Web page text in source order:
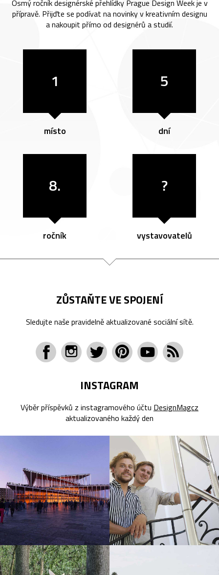
Osmý ročník designérské přehlídky Prague Design Week je v
přípravě. Přijďte se podívat na novinky v kreativním designu
a nakoupit přímo od designérů a studií.
1
místo
5
dní
8.
ročník
?
vystavovatelů
ZŮSTAŇTE VE SPOJENÍ
Sledujte naše pravidelně aktualizované sociální sítě.
INSTAGRAM
Výběr příspěvků z instagramového účtu DesignMagcz
aktualizovaného každý den